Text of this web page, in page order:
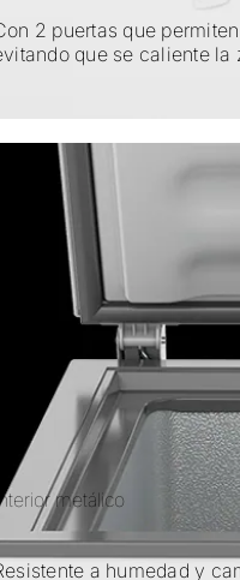
2 puertas que
que se caliente la
Interior metálico
a humedad y